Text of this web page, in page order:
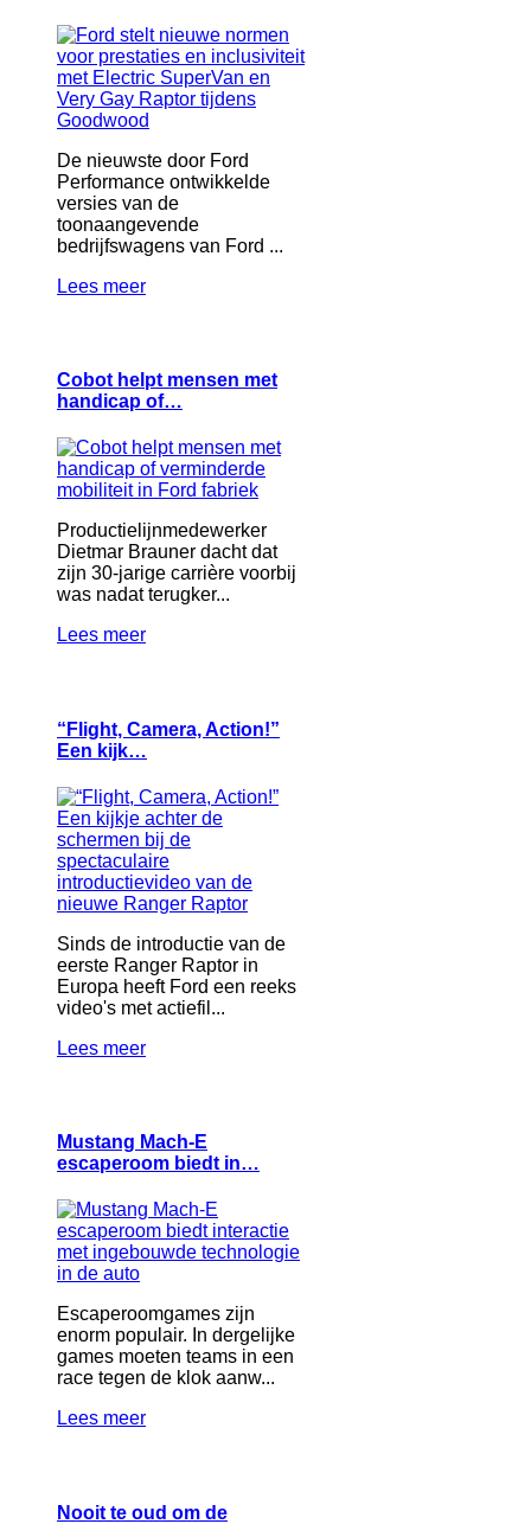
De nieuwste door Ford
Performance ontwikkelde
versies van de
toonaangevende
bedrijfswagens van Ford ...
Lees meer
Cobot helpt mensen met
handicap of…
Productielijnmedewerker
Dietmar Brauner dacht dat
zijn 30-jarige carrière voorbij
was nadat terugker...
Lees meer
“Flight, Camera, Action!”
Een kijk…
Sinds de introductie van de
eerste Ranger Raptor in
Europa heeft Ford een reeks
video's met actiefil...
Lees meer
Mustang Mach-E
escaperoom biedt in…
Escaperoomgames zijn
enorm populair. In dergelijke
games moeten teams in een
race tegen de klok aanw...
Lees meer
Nooit te oud om de